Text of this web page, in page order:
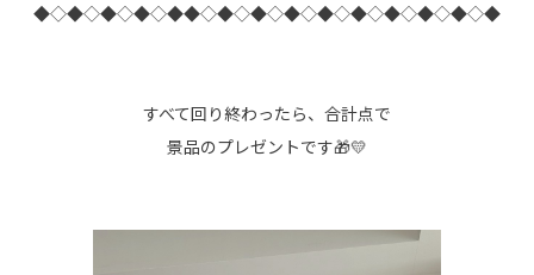
◆◇◆◇◆◇◆◇◆◆◇◆◇◆◇◆◇◆◇◆◇◆◇◆◇◆◇◆
すべて回り終わったら、合計点で
景品のプレゼントです🎁💛